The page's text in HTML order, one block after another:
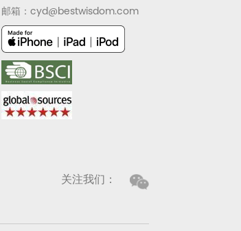
邮箱：cyd@bestwisdom.com
关注我们：